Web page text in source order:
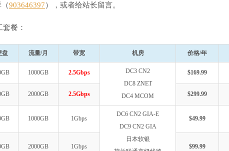
903646397），或者给站长留言。
餐：
盘 流量/月 带宽 机房 价格/年
1000GB 2.5Gbps
DC3 CN2
DC8 ZNET
DC4 MCOM
$169.99
2000GB 2.5Gbps $299.99
1000GB 1Gbps
DC6 CN2 GIA-E
DC9 CN2 GIA
日本软银
$49.99
2000GB 1Gbps $99.99